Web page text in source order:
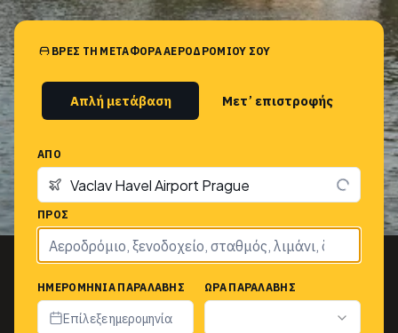
ΒΡΕΣ ΤΗ ΜΕΤΑΦΟΡΆ ΑΕΡΟΔΡΟΜΊΟΥ ΣΟΥ
Απλή μετάβαση Μετ’ επιστροφής
ΑΠΌ
ΠΡΟΣ
ΗΜΕΡΟΜΗΝΊΑ ΠΑΡΑΛΑΒΉΣ
Επίλεξε ημερομηνία
ΏΡΑ ΠΑΡΑΛΑΒΉΣ